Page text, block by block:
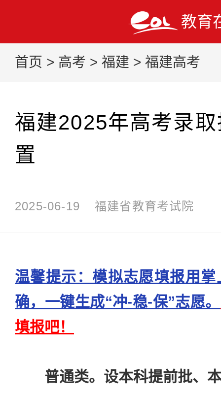
教育
首页 > 高考 > 福建 > 福建高考
福建2025年高考录
置
2025-06-19 福建省教育考试院
温馨提示：模拟志愿填报用
确，一键生成“冲-稳-保”志愿。
填报吧！
普通类。设本科提前批、